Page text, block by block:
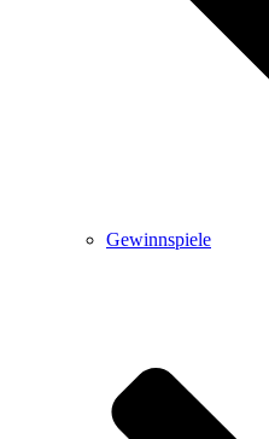
Gewinnspiele